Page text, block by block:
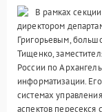
В рамках
директором
Григорьевым,
Тищенко,
России по
информатизации.
системах
аспектов